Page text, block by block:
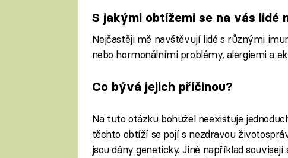
S jakými obtížemi se na vás lidé
Nejčastěji mě navštěvují lidé s různými
nebo hormonálními problémy, alergiemi a
Co bývá jejich příčinou?
Na tuto otázku bohužel neexistuje
těchto obtíží se pojí s nezdravou
jsou dány geneticky. Jiné například